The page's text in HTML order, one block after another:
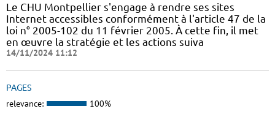
Le CHU Montpellier s'engage à rendre ses sites
Internet accessibles conformément à l'article 47 de la
loi n° 2005-102 du 11 février 2005. À cette fin, il met
en œuvre la stratégie et les actions suiva
14/11/2024 11:12
PAGES
relevance: 100%